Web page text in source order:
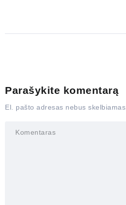
Parašykite komentarą
El. pašto adresas nebus skelbiamas.